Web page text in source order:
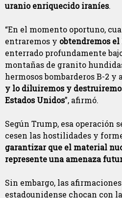
uranio enriquecido iraníes.
“En el momento oportuno,
entraremos y obtendremos
enterrado profundamente
montañas de granito
hermosos bombarderos B-2
y lo diluiremos y
Estados Unidos”, afirmó.
Según Trump, esa operación
cesen las hostilidades y
garantizar que el material
represente una amenaza
Sin embargo, las
estadounidense chocan con